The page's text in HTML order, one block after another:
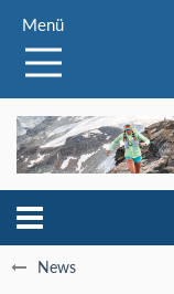
Menü
News